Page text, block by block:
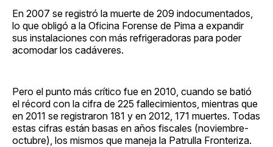
En 2007 se registró la muerte de 209 indocumentados,
lo que obligó a la Oficina Forense de Pima a expandir
sus instalaciones con más refrigeradoras para poder
acomodar los cadáveres.
Pero el punto más crítico fue en 2010, cuando se batió
el récord con la cifra de 225 fallecimientos, mientras que
en 2011 se registraron 181 y en 2012, 171 muertes. Todas
estas cifras están basas en años fiscales (noviembre-
octubre), los mismos que maneja la Patrulla Fronteriza.